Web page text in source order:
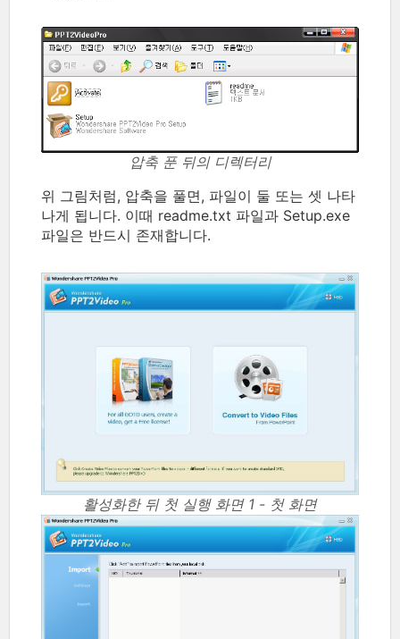
압축 푼 뒤의 디렉터리
위 그림처럼, 압축을 풀면, 파일이 둘 또는 셋 나타
나게 됩니다. 이때 readme.txt 파일과 Setup.exe
파일은 반드시 존재합니다.
활성화한 뒤 첫 실행 화면 1 - 첫 화면